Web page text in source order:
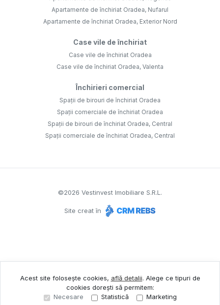
Apartamente de închiriat Oradea, Nufarul
Apartamente de închiriat Oradea, Exterior Nord
Case vile de închiriat
Case vile de închiriat Oradea
Case vile de închiriat Oradea, Valenta
Închirieri comercial
Spații de birouri de închiriat Oradea
Spații comerciale de închiriat Oradea
Spații de birouri de închiriat Oradea, Central
Spații comerciale de închiriat Oradea, Central
©2026 Vestinvest Imobiliare S.R.L.
Site creat în
Acest site folosește cookies, află detalii. Alege ce tipuri de
cookies dorești să permitem:
Necesare
Statistică Marketing